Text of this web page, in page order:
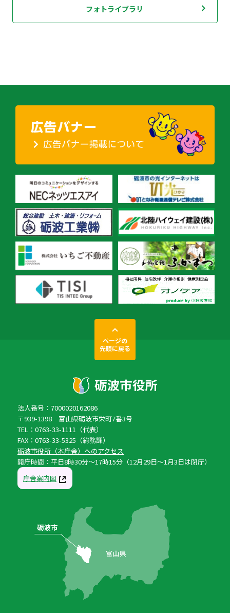
フォトライブラリ
ページの
先頭に戻る
法人番号：7000020162086
〒939-1398 富山県砺波市栄町7番3号
TEL：0763-33-1111（代表）
FAX：0763-33-5325（総務課）
砺波市役所（本庁舎）へのアクセス
開庁時間：平日8時30分〜17時15分（12月29日〜1月3日は閉庁）
庁舎案内図